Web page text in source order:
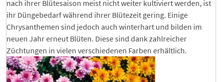
nach ihrer Blütesaison meist nicht weiter kultiviert werden, ist
ihr Düngebedarf während ihrer Blütezeit gering. Einige
Chrysanthemen sind jedoch auch winterhart und bilden im
neuen Jahr erneut Blüten. Diese sind dank zahlreicher
Züchtungen in vielen verschiedenen Farben erhältlich.